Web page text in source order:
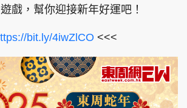
戲，幫你迎接新年好運吧！
bit.ly/4iwZlCO <<<